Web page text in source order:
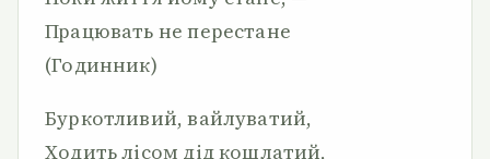
Працювать не перестане
(Годинник)
Буркотливий, вайлуватий,
Ходить лісом дід кошлатий,